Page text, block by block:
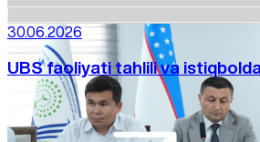
30.06.2026
UBS faoliyati tahlili va